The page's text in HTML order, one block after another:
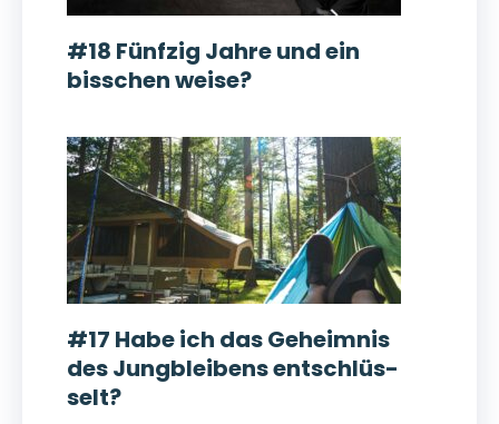
#18 Fünfzig Jahre und ein
bisschen weise?
#17 Habe ich das Ge­heim­nis
des Jung­bleibens ent­schlüs­
selt?